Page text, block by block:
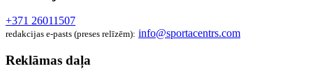
+371 26011507
redakcijas e-pasts (preses relīzēm): info@sportacentrs.com
Reklāmas daļa